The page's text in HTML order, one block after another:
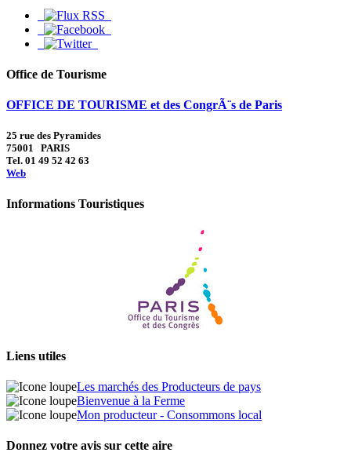
Office de Tourisme
OFFICE DE TOURISME et des CongrÃ¨s de Paris
25 rue des Pyramides
75001 PARIS
Tel. 01 49 52 42 63
Web
Informations Touristiques
Liens utiles
Les marchés des Producteurs de pays
Bienvenue à la Ferme
Mon producteur - Consommons local
Donnez votre avis sur cette aire